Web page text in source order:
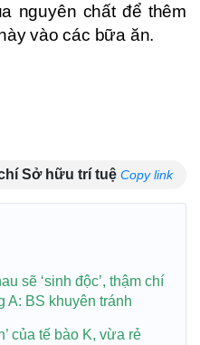
nguyên chất để thêm
vào các bữa ăn.
Sở hữu trí tuệ Copy link
sẽ ‘sinh độc’, thậm chí
A: BS khuyên tránh
của tế bào K, vừa rẻ